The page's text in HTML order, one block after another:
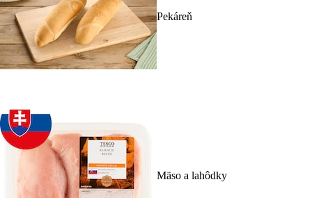
Pekáreň
Mäso a lahôdky